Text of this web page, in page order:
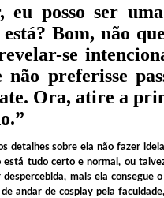
eu posso ser
Bom, não
se
preferisse
Ora, atire a
”
detalhes sobre ela não fazer
tudo certo e normal, ou
mais ela consegue
andar de cosplay pela